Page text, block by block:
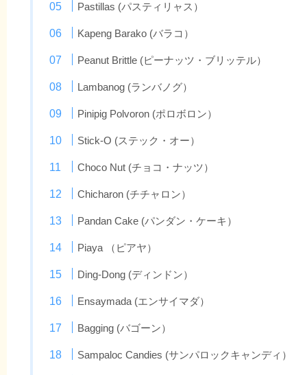
Pastillas (パスティリャス）
Kapeng Barako (バラコ）
Peanut Brittle (ピーナッツ・ブリッテル）
Lambanog (ランバノグ）
Pinipig Polvoron (ポロボロン）
Stick-O (ステック・オー）
Choco Nut (チョコ・ナッツ）
Chicharon (チチャロン）
Pandan Cake (パンダン・ケーキ）
Piaya （ピアヤ）
Ding-Dong (ディンドン）
Ensaymada (エンサイマダ）
Bagging (バゴーン）
Sampaloc Candies (サンパロックキャンディ）